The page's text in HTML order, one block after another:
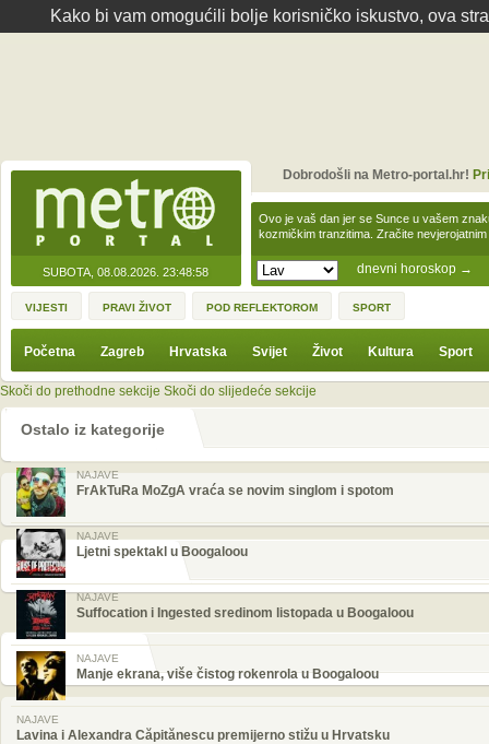
Kako bi vam omogućili bolje korisničko iskustvo, ova
SUBOTA, 08.08.2026. 23:48:58 dnevni horoskop →
Ovo je vaš dan jer se Sunce u vašem
kozmičkim tranzitima. Zračite
Dobrodošli na Metro-portal.hr!
VIJESTI PRAVI ŽIVOT POD REFLEKTOROM SPORT
Početna Zagreb Hrvatska Svijet Život Kultura Sport
Skoči do prethodne sekcije Skoči do slijedeće sekcije
Ostalo iz kategorije
NAJAVE
FrAkTuRa MoZgA vraća se novim singlom i spotom
NAJAVE
Ljetni spektakl u Boogaloou
NAJAVE
Suffocation i Ingested sredinom listopada u Boogaloou
NAJAVE
Manje ekrana, više čistog rokenrola u Boogaloou
NAJAVE
Lavina i Alexandra Căpitănescu premijerno stižu u Hrvatsku